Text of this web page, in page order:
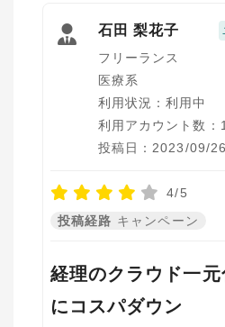
石田 梨花子
フリーランス
医療系
利用状況：利用中
利用アカウント数：
投稿日：2023/09/26
4/5
投稿経路 キャンペーン
経理のクラウド一
にコスパダウン